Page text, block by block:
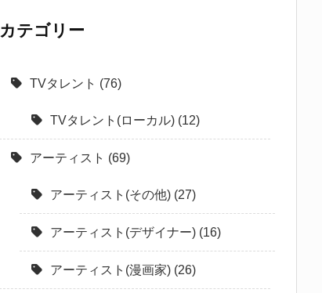
カテゴリー
TVタレント (76)
TVタレント(ローカル) (12)
アーティスト (69)
アーティスト(その他) (27)
アーティスト(デザイナー) (16)
アーティスト(漫画家) (26)